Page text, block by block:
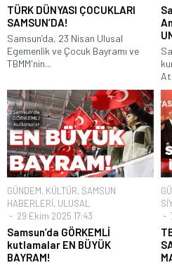
TÜRK DÜNYASI ÇOCUKLARI
SAMSUN’DA!
Samsun’da, 23 Nisan Ulusal
Egemenlik ve Çocuk Bayramı ve
TBMM'nin...
GÜNDEM, KÜLTÜR, SAMSUN
HABERLERİ, ULUSAL
29 Ekim 2025 17:43
Samsun’da GÖRKEMLİ
kutlamalar EN BÜYÜK
BAYRAM!